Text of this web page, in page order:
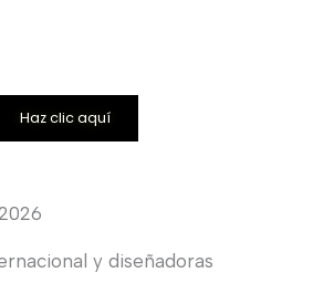
Haz clic aquí
y diseñadoras